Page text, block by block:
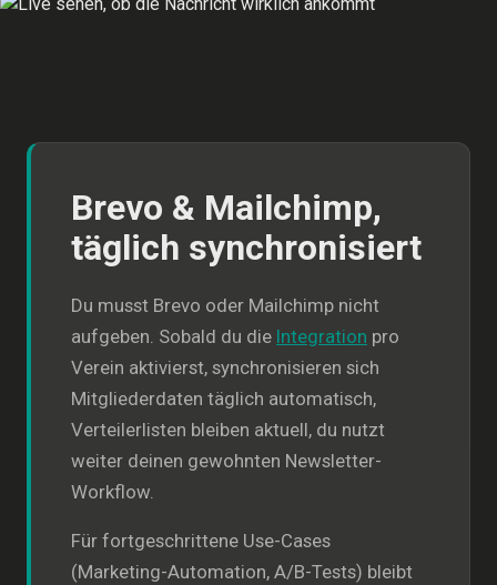
Brevo & Mailchimp,
täglich synchronisiert
Du musst Brevo oder Mailchimp nicht
aufgeben. Sobald du die Integration pro
Verein aktivierst, synchronisieren sich
Mitgliederdaten täglich automatisch,
Verteilerlisten bleiben aktuell, du nutzt
weiter deinen gewohnten Newsletter-
Workflow.
Für fortgeschrittene Use-Cases
(Marketing-Automation, A/B-Tests) bleibt